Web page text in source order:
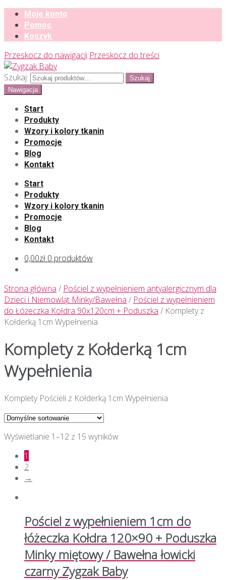
Moje konto
Pomoc
Koszyk
Przeskocz do nawigacji Przeskocz do treści
Szukaj:
Szukaj
Nawigacja
Start
Produkty
Wzory i kolory tkanin
Promocje
Blog
Kontakt
Start
Produkty
Wzory i kolory tkanin
Promocje
Blog
Kontakt
0,00zł 0 produktów
Strona główna / Pościel z wypełnieniem antyalergicznym dla
Dzieci i Niemowląt Minky/Bawełna / Pościel z wypełnieniem
do Łóżeczka Kołdra 90x120cm + Poduszka / Komplety z
Kołderką 1cm Wypełnienia
Komplety z Kołderką 1cm
Wypełnienia
Komplety Pościeli z Kołderką 1cm Wypełnienia
Wyświetlanie 1–12 z 15 wyników
1
2
→
Pościel z wypełnieniem 1cm do
łóżeczka Kołdra 120×90 + Poduszka
Minky miętowy / Bawełna łowicki
czarny Zygzak Baby